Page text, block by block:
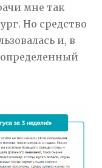
мне так
Но средство
и, в